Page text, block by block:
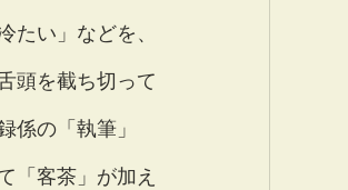
たい」などを、
頭を截ち切って
係の「執筆」
「客茶」が加え